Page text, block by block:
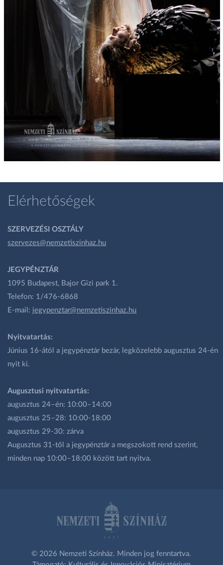
Elérhetőségek
SZERVEZÉSI OSZTÁLY
szervezes@nemzetiszinhaz.hu
JEGYPÉNZTÁR
1095 Budapest, Bajor Gizi park 1.
Telefon: 1/476-6868
E-mail: jegypenztar@nemzetiszinhaz.hu
Nyitvatartás:
Június 16-ától a jegypénztár bezár, legközelebb augusztus 24-én
nyit ki.
Augusztusi nyitvatartás:
augusztus 24–én: 10:00–14:00
augusztus 25–28: 10:00-18:00
augusztus 29-30: zárva
Augusztus 31-től a jegypénztár a megszokott rend szerint,
minden nap 10:00–18:00 között tart nyitva.
© 2026 Nemzeti Színház. Minden jog fenntartva.